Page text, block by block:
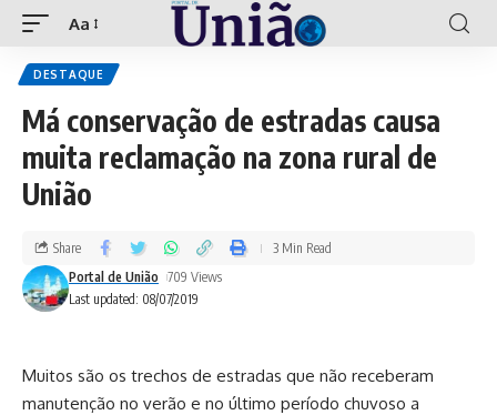
Aa
DESTAQUE
Má conservação de estradas causa
muita reclamação na zona rural de
União
Last updated: 08/07/2019
Portal de União 709 Views
Share 3 Min Read
Muitos são os trechos de estradas que não receberam
manutenção no verão e no último período chuvoso a